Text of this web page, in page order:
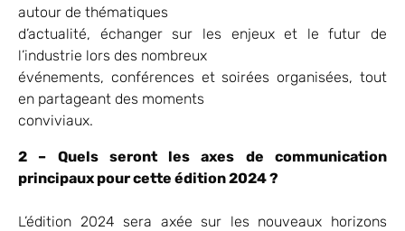
autour de thématiques
d’actualité, échanger sur les enjeux et le futur de
l’industrie lors des nombreux
événements, conférences et soirées organisées, tout
en partageant des moments
conviviaux.
2 – Quels seront les axes de communication
principaux pour cette édition 2024 ?
L’édition 2024 sera axée sur les nouveaux horizons